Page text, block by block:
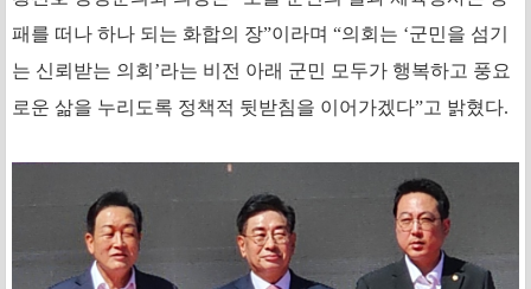
패를 떠나 하나 되는 화합의 장”이라며 “의회는 ‘군민을 섬기
는 신뢰받는 의회’라는 비전 아래 군민 모두가 행복하고 풍요
로운 삶을 누리도록 정책적 뒷받침을 이어가겠다”고 밝혔다.